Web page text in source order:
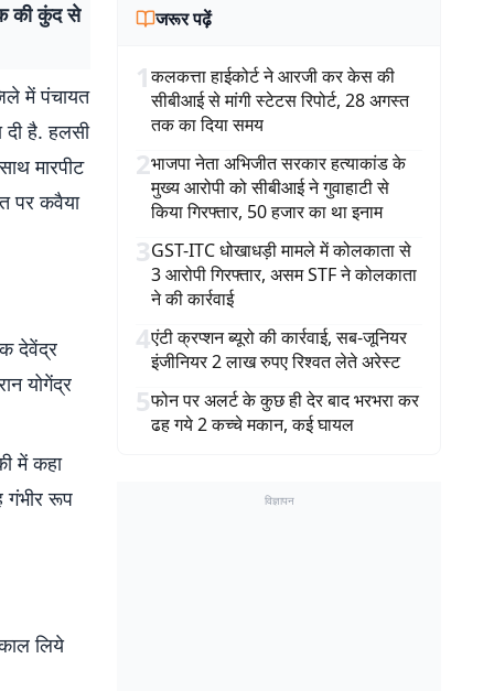
की कुंद से
में पंचायत
है. हलसी
मारपीट
पर कवैया
देवेंद्र
योगेंद्र
में कहा
रूप
लिये
जरूर पढ़ें
1कलकत्ता हाईकोर्ट ने आरजी कर केस की
सीबीआई से मांगी स्टेटस रिपोर्ट, 28 अगस्त
तक का दिया समय
2भाजपा नेता अभिजीत सरकार हत्याकांड के
मुख्य आरोपी को सीबीआई ने गुवाहाटी से
किया गिरफ्तार, 50 हजार का था इनाम
3GST-ITC धोखाधड़ी मामले में कोलकाता से
3 आरोपी गिरफ्तार, असम STF ने कोलकाता
ने की कार्रवाई
4एंटी क्रप्शन ब्यूरो की कार्रवाई, सब-जूनियर
इंजीनियर 2 लाख रुपए रिश्वत लेते अरेस्ट
5फोन पर अलर्ट के कुछ ही देर बाद भरभरा कर
ढह गये 2 कच्चे मकान, कई घायल
विज्ञापन